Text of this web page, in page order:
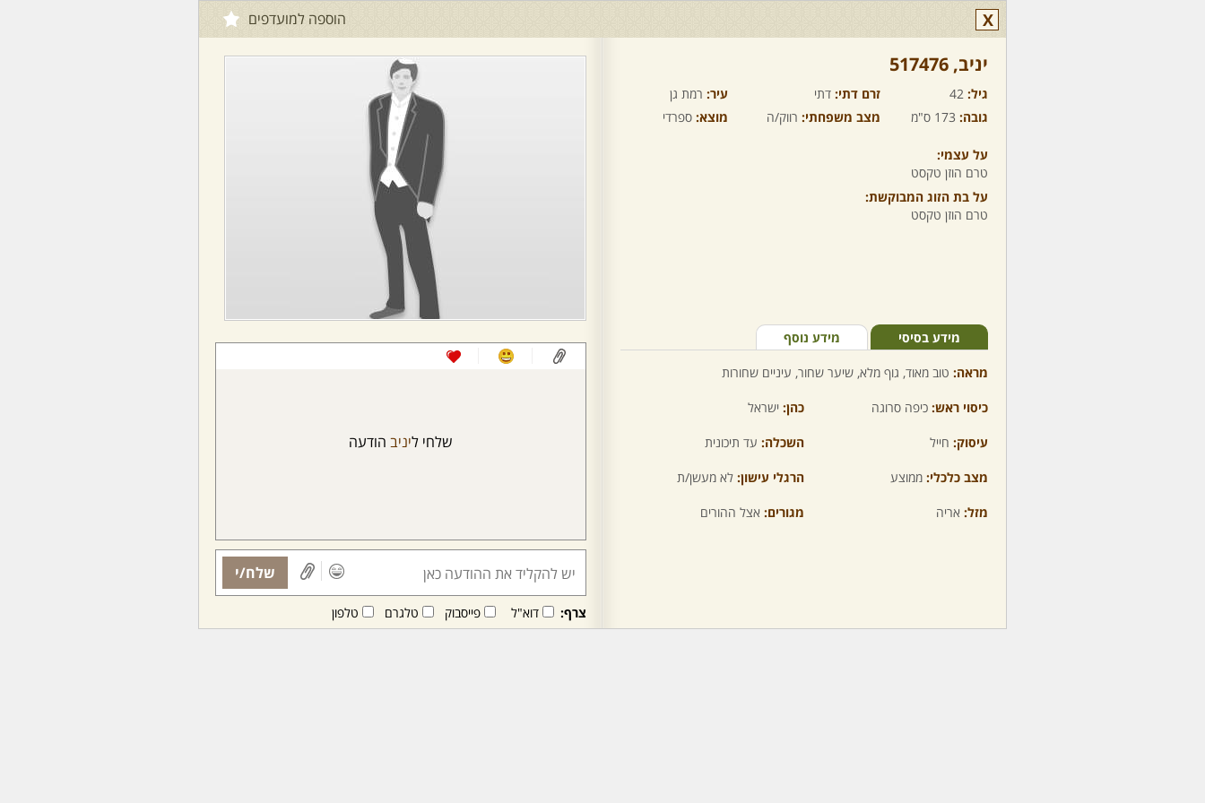
X הוספה למועדפים
יניב,‏ 517476
גיל: 42 זרם דתי: דתי עיר: רמת גן
גובה: 173 ס"מ מצב משפחתי: רווק/ה מוצא: ספרדי
על עצמי:
טרם הוזן טקסט
על בת הזוג המבוקשת:
טרם הוזן טקסט
מידע בסיסי מידע נוסף
מראה: טוב מאוד, גוף מלא, שיער שחור, עיניים שחורות
כיסוי ראש: כיפה סרוגה כהן: ישראל
עיסוק: חייל השכלה: עד תיכונית
מצב כלכלי: ממוצע הרגלי עישון: לא מעשן/ת
מזל: אריה מגורים: אצל ההורים
שלחי ליניב הודעה
שלח/י
צרף: דוא"ל פייסבוק טלגרם טלפון